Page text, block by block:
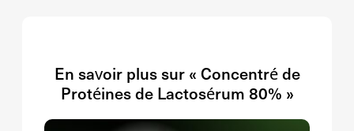
En savoir plus sur « Concentré de
Protéines de Lactosérum 80% »